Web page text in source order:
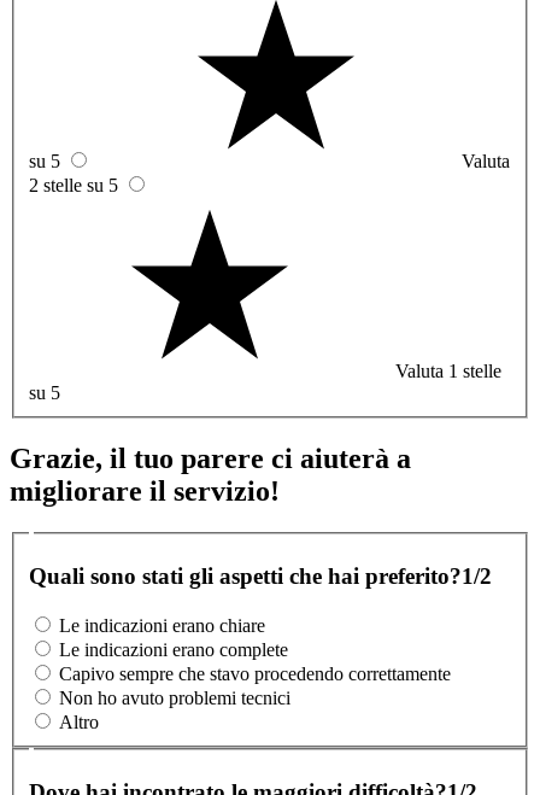
su 5
Valuta
2 stelle su 5
Valuta 1 stelle
su 5
Grazie, il tuo parere ci aiuterà a
migliorare il servizio!
Quali sono stati gli aspetti che hai preferito?1/2
Le indicazioni erano chiare
Le indicazioni erano complete
Capivo sempre che stavo procedendo correttamente
Non ho avuto problemi tecnici
Altro